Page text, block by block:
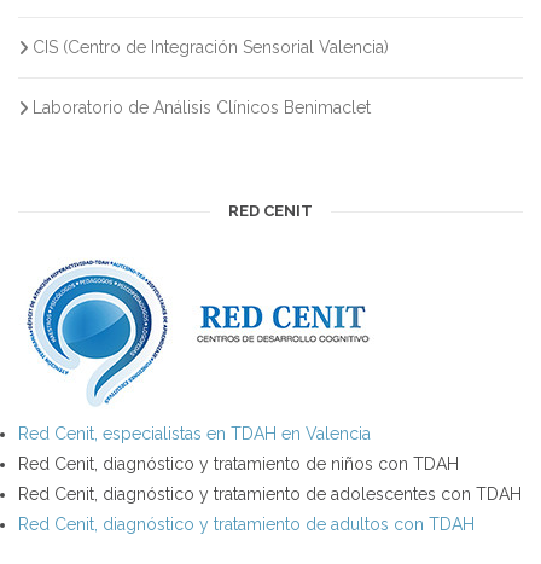
CIS (Centro de Integración Sensorial Valencia)
Laboratorio de Análisis Clínicos Benimaclet
RED CENIT
Red Cenit, especialistas en TDAH en Valencia
Red Cenit, diagnóstico y tratamiento de niños con TDAH
Red Cenit, diagnóstico y tratamiento de adolescentes con TDAH
Red Cenit, diagnóstico y tratamiento de adultos con TDAH